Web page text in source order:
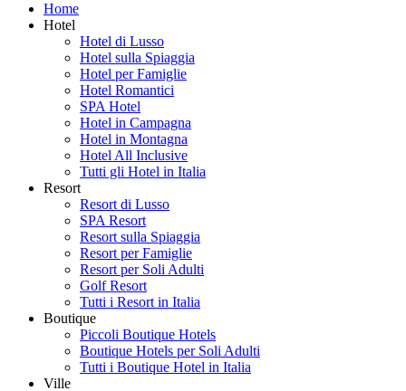
Home
Hotel
Hotel di Lusso
Hotel sulla Spiaggia
Hotel per Famiglie
Hotel Romantici
SPA Hotel
Hotel in Campagna
Hotel in Montagna
Hotel All Inclusive
Tutti gli Hotel in Italia
Resort
Resort di Lusso
SPA Resort
Resort sulla Spiaggia
Resort per Famiglie
Resort per Soli Adulti
Golf Resort
Tutti i Resort in Italia
Boutique
Piccoli Boutique Hotels
Boutique Hotels per Soli Adulti
Tutti i Boutique Hotel in Italia
Ville